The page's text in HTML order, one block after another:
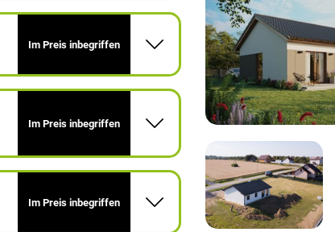
Im Preis inbegriffen
Im Preis inbegriffen
Im Preis inbegriffen